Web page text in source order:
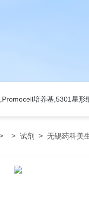
培养基,5301星形
> 试剂 > 无锡药科美